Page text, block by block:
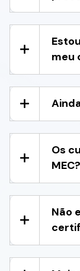
meu
Os
MEC?
Não